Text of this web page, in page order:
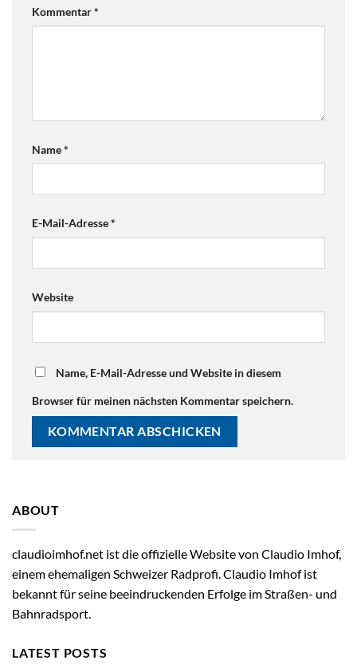
Kommentar*
Name*
E-Mail-Adresse*
Website
Name, E-Mail-Adresse und Website in diesem
Browser für meinen nächsten Kommentar speichern.
ABOUT
claudioimhof.net ist die offizielle Website von Claudio Imhof,
einem ehemaligen Schweizer Radprofi. Claudio Imhof ist
bekannt für seine beeindruckenden Erfolge im Straßen- und
Bahnradsport.
LATEST POSTS